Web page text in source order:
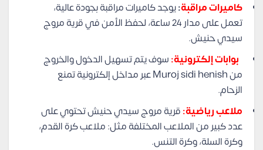
كاميرات مراقبة:يوجد كاميرات مراقبة بجودة عالية،
تعمل على مدار 24 ساعة، لحفظ الأمن في قرية مروج
سيدي حنيش.
بوابات إلكترونية:سوف يتم تسهيل الدخول والخروج
من Muroj sidi henish عبر مداخل إلكترونية تمنع
الزحام.
ملاعب رياضية:قرية مروج سيدي حنيش تحتوي على
عدد كبير من الملاعب المختلفة مثل: ملاعب كرة القدم،
وكرة السلة، وكرة التنس.